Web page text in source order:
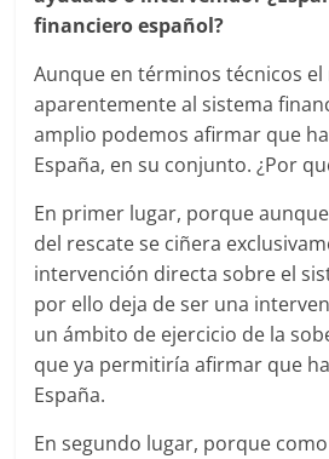
financiero español?
Aunque en términos técnicos el
aparentemente al sistema
amplio podemos afirmar que
España, en su conjunto. ¿Por
En primer lugar, porque
del rescate se ciñera
intervención directa sobre el
por ello deja de ser una
un ámbito de ejercicio de la
que ya permitiría afirmar que
España.
En segundo lugar, porque